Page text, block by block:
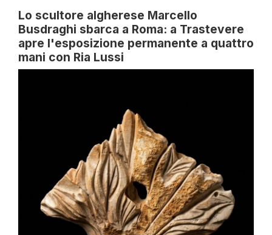
Lo scultore algherese Marcello
Busdraghi sbarca a Roma: a Trastevere
apre l'esposizione permanente a quattro
mani con Ria Lussi